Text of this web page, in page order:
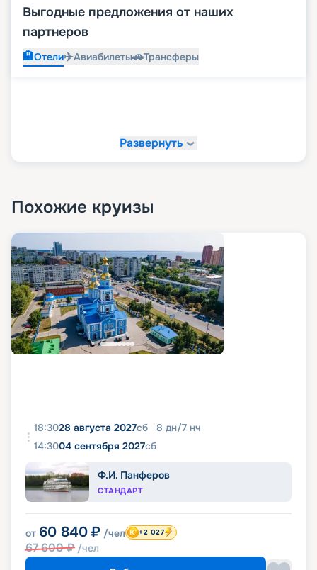
Выгодные предложения от наших
партнеров
🏨Отели✈️Авиабилеты🚗Трансферы
Развернуть
Похожие круизы
18:3028 августа 2027сб 8 дн/7 нч
14:3004 сентября 2027сб
Ф.И. Панферов
СТАНДАРТ
от 60 840 ₽ /чел
67 600₽ /чел
+2 027